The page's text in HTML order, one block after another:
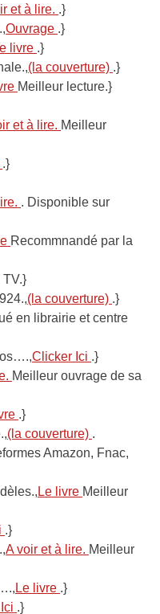
et à lire. .}
Ouvrage .}
livre .}
(la couverture) .}
Meilleur lecture.}
et à lire. Meilleur
.}
. Disponible sur
Recommnandé par la
TV.}
(la couverture) .}
en librairie et centre
Clicker Ici .}
Meilleur ouvrage de sa
.}
(la couverture) .
Amazon, Fnac,
Le livre Meilleur
.}
A voir et à lire. Meilleur
Le livre .}
.}